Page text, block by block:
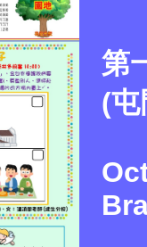
第
(屯